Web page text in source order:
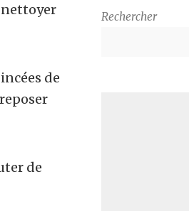
nettoyer
de
de
Rechercher